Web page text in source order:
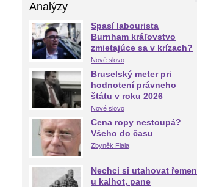
Analýzy
Spasí labourista
Burnham kráľovstvo
zmietajúce sa v krízach?
Nové slovo
Bruselský meter pri
hodnotení právneho
štátu v roku 2026
Nové slovo
Cena ropy nestoupá?
Všeho do času
Zbyněk Fiala
Nechci si utahovat řemen
u kalhot, pane